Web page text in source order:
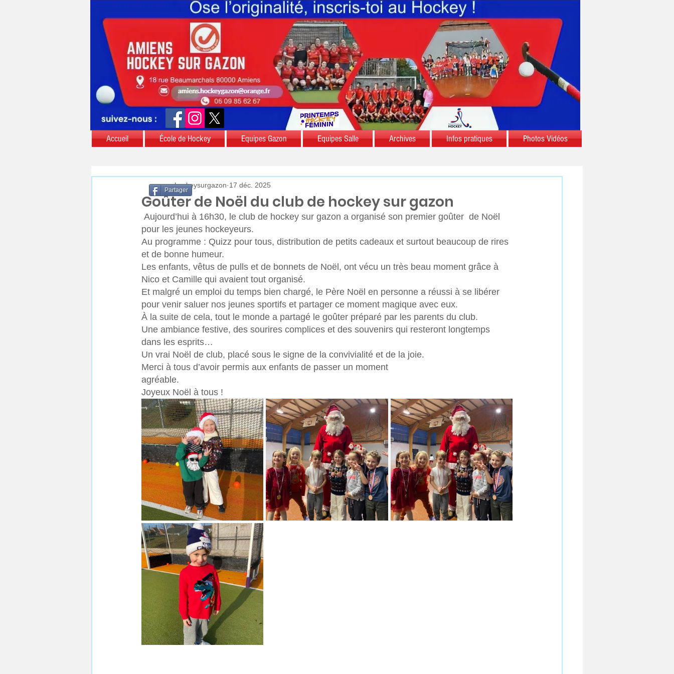
Accueil École de Hockey Equipes Gazon Equipes Salle Archives Infos pratiques Photos Vidéos
Goûter de Noël du club de hockey sur gazon
aschockeysurgazon 17 déc. 2025
pour les jeunes hockeyeurs.
Au programme : Quizz pour tous, distribution de petits cadeaux et surtout beaucoup de rires
et de bonne humeur.
Les enfants, vêtus de pulls et de bonnets de Noël, ont vécu un très beau moment grâce à
Nico et Camille qui avaient tout organisé.
Et malgré un emploi du temps bien chargé, le Père Noël en personne a réussi à se libérer
pour venir saluer nos jeunes sportifs et partager ce moment magique avec eux.
À la suite de cela, tout le monde a partagé le goûter préparé par les parents du club.
Une ambiance festive, des sourires complices et des souvenirs qui resteront longtemps
dans les esprits…
Un vrai Noël de club, placé sous le signe de la convivialité et de la joie.
Merci à tous d’avoir permis aux enfants de passer un moment
agréable.
Joyeux Noël à tous !
Partager